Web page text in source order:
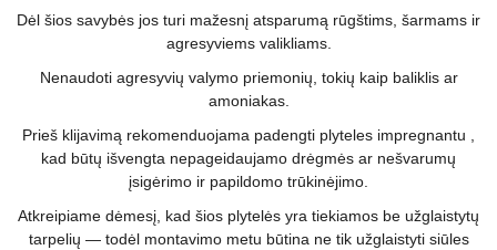
Dėl šios savybės jos turi mažesnį atsparumą rūgštims, šarmams ir
agresyviems valikliams.
Nenaudoti agresyvių valymo priemonių, tokių kaip baliklis ar
amoniakas.
Prieš klijavimą rekomenduojama padengti plyteles impregnantu ,
kad būtų išvengta nepageidaujamo drėgmės ar nešvarumų
įsigėrimo ir papildomo trūkinėjimo.
Atkreipiame dėmesį, kad šios plytelės yra tiekiamos be užglaistytų
tarpelių — todėl montavimo metu būtina ne tik užglaistyti siūles